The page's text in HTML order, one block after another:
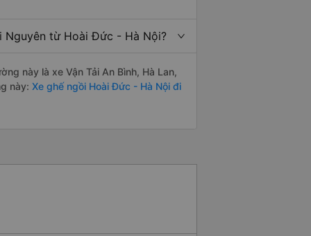
Nguyên từ Hoài Đức - Hà Nội?
này là xe Vận Tải An Bình, Hà Lan,
này: Xe ghế ngồi Hoài Đức - Hà Nội đi